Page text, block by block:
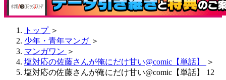
トップ ＞
少年・青年マンガ ＞
マンガワン ＞
塩対応の佐藤さんが俺にだけ甘い@comic【単話】
＞
塩対応の佐藤さんが俺にだけ甘い@comic【単話】 12